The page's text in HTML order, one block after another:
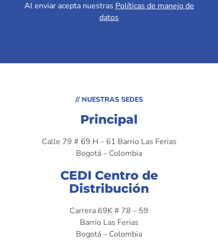
// NUESTRAS SEDES
Principal
Calle 79 # 69 H – 61 Barrio Las Ferias
Bogotá – Colombia
CEDI Centro de
Distribución
Carrera 69K # 78 – 59
Barrio Las Ferias
Bogotá – Colombia
Al enviar acepta nuestras Políticas de manejo de
datos